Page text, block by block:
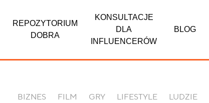
REPOZYTORIUM
DOBRA
KONSULTACJE
DLA
INFLUENCERÓW
BLOG
BIZNES FILM GRY LIFESTYLE LUDZIE